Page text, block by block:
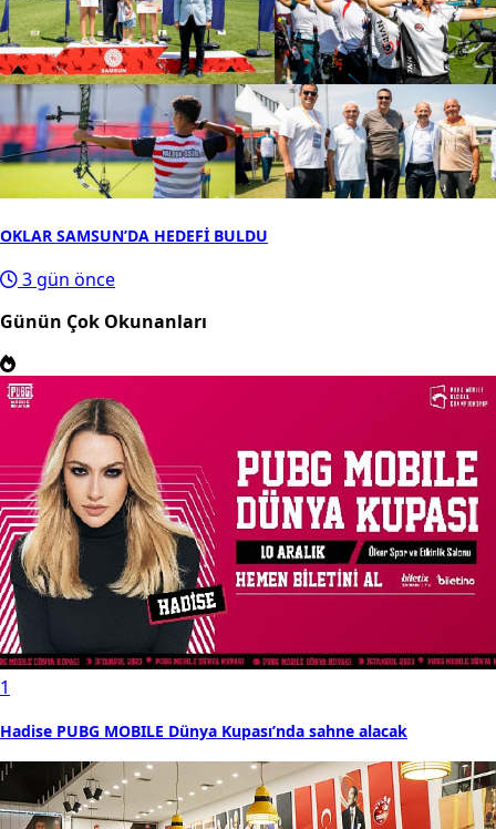
OKLAR SAMSUN’DA HEDEFİ BULDU
3 gün önce
Günün Çok Okunanları
1
Hadise PUBG MOBILE Dünya Kupası’nda sahne alacak